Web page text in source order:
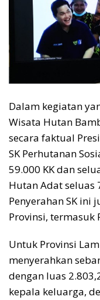
Dalam kegiatan
Wisata Hutan
secara faktual
SK Perhutanan
59.000 KK dan
Hutan Adat seluas
Penyerahan SK ini
Provinsi, termasuk
Untuk Provinsi
menyerahkan
dengan luas
kepala keluarga,